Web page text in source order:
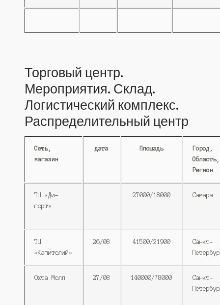
Торговый центр.
Мероприятия. Склад.
Логистический комплекс.
Распределительный центр
Сеть,
магазин
дата Площадь
Город,
Область,
Регион
ТЦ «Ди-
порт»
27000/18000 Самара
ТЦ
«Капитолий»
26/08 41500/21900
Санкт-
Охта Молл 27/08 140000/78000
Санкт-